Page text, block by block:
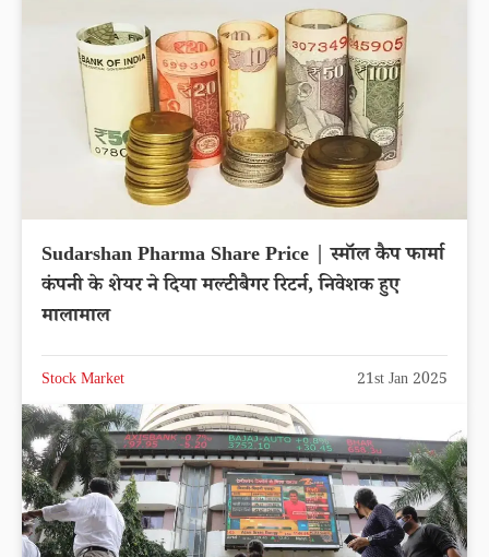
Sudarshan Pharma Share Price | स्मॉल कैप फार्मा
कंपनी के शेयर ने दिया मल्टीबैगर रिटर्न, निवेशक हुए
मालामाल
Stock Market 21st Jan 2025